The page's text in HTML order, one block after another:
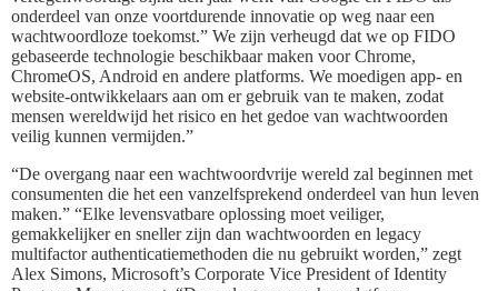
onderdeel van onze voortdurende innovatie op weg naar een
wachtwoordloze toekomst.” We zijn verheugd dat we op FIDO
gebaseerde technologie beschikbaar maken voor Chrome,
ChromeOS, Android en andere platforms. We moedigen app- en
website-ontwikkelaars aan om er gebruik van te maken, zodat
mensen wereldwijd het risico en het gedoe van wachtwoorden
veilig kunnen vermijden.”
“De overgang naar een wachtwoordvrije wereld zal beginnen met
consumenten die het een vanzelfsprekend onderdeel van hun leven
maken.” “Elke levensvatbare oplossing moet veiliger,
gemakkelijker en sneller zijn dan wachtwoorden en legacy
multifactor authenticatiemethoden die nu gebruikt worden,” zegt
Alex Simons, Microsoft’s Corporate Vice President of Identity